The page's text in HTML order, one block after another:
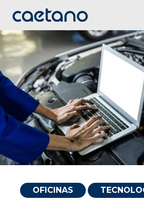
Comprar Carro
Oficinas
Campanhas
Electric Move
Mobilidade
Onde Estamos
OFICINAS